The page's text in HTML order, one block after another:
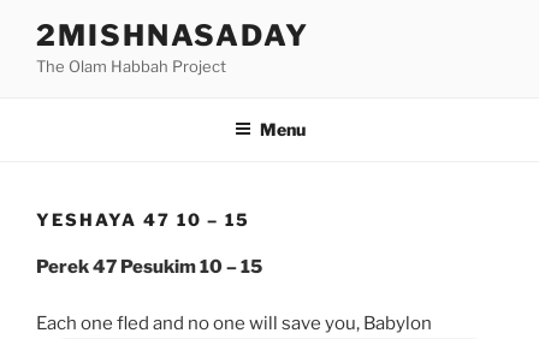
content
2MISHNASADAY
The Olam Habbah Project
Menu
YESHAYA 47 10 – 15
Perek 47 Pesukim 10 – 15
Each one fled and no one will save you, Babylon